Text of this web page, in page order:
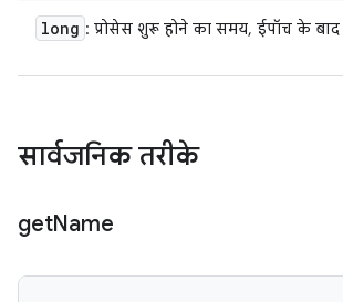
long : प्रोसेस शुरू होने का समय, ईपॉच के
सार्वजनिक तरीके
getName